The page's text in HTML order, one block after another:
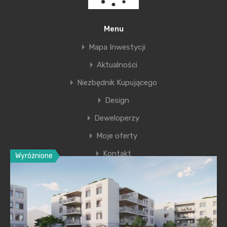
Wyróżnione
Menu
Mapa Inwestycji
Aktualności
Niezbędnik Kupującego
Design
Deweloperzy
Moje oferty
Kontakt
Ostatnie wpisy
Nowa era Filharmonii Krakowskiej